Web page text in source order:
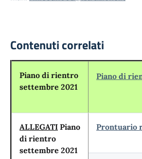
Contenuti correlati
Piano di rientro
settembre 2021
Piano di
ALLEGATI Piano
di rientro
settembre 2021
Prontuario